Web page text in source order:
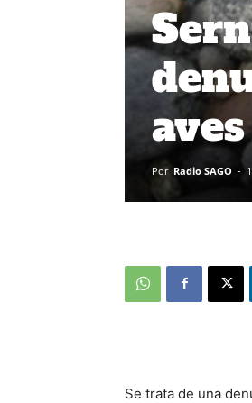
Por Radio SAGO -
Se trata de una